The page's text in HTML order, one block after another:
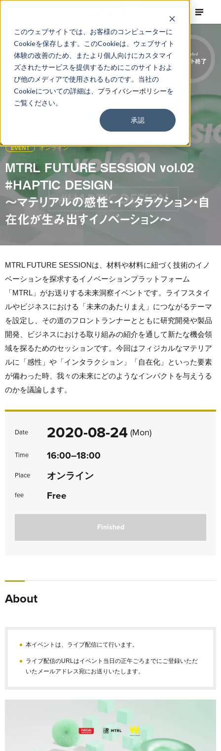
このウェブサイトでは、お客様のコンピューターに
Cookieを保存します。このCookieは、ウェブサイト
体験の改善のため、またより個人向けにカスタマイ
ズされたサービスを提供するためにこのサイトおよ
び他のメディアで使用されるものです。当社の
Cookieについての詳細は、 プライバシーポリシーを
ご覧ください。
承認
EVENT オンライン
MTRL FUTURE SESSION vol.02
#HAPTIC DESIGN
〜マテリアルの感性・インタラクション・自
在化が生み出すイノベーション〜
Finished
イベント終了
MTRL FUTURE SESSIONは、材料や材料に紐づく技術のイノ
ベーションを探求するイノベーションプラットフォーム
「MTRL」がお送りする未来洞察イベントです。ライフスタイ
ルやビジネスにおける「未来のあたりまえ」につながるテーマ
を設定し、その道のフロントランナーとともに研究開発や製品
開発、ビジネスにおける取り組みの紹介を通して新たな機会領
域を探るためのセッションです。今回はフィジカルなマテリア
ルに「感性」や「インタラクション」「自在化」といった要素
が備わった時、我々の未来にどのようなインパクトを与えうる
のかを議論します。
Date 2020-08-24 (Mon)
Time 16:00–18:00
Place オンライン
fee Free
Finished
About
本イベントは、ライブ配信にて行います。
ライブ配信のURLはイベント当日の正午ごろまでにご登録いただ
いたメールアドレス宛にお送りいたします。